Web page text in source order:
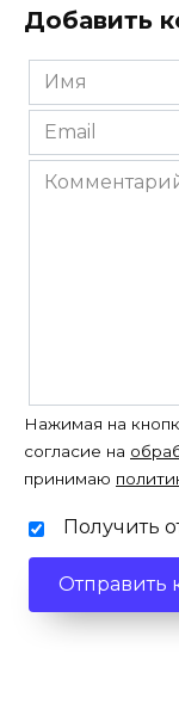
Добавить
Имя
*
Email
*
Комментарий
Нажимая на
согласие на
принимаю
Получить